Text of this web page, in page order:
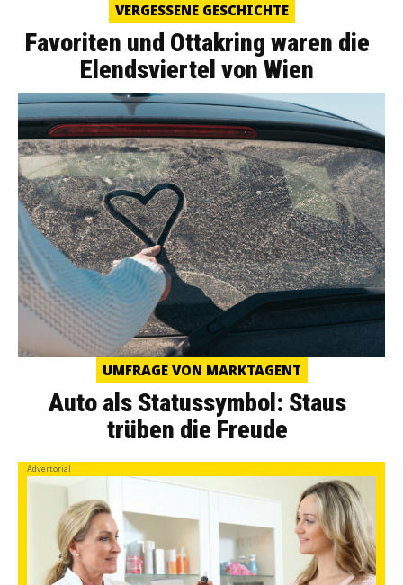
VERGESSENE GESCHICHTE
Favoriten und Ottakring waren die
Elendsviertel von Wien
UMFRAGE VON MARKTAGENT
Auto als Statussymbol: Staus
trüben die Freude
Advertorial